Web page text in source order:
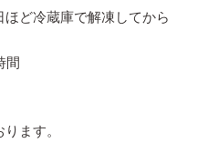
ど冷蔵庫で解凍してから
間
ります。